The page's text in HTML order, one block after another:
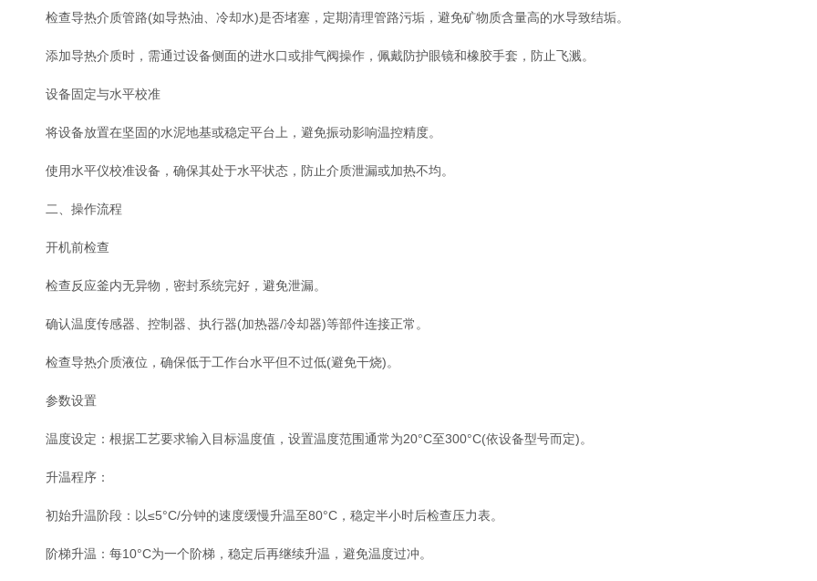
检查导热介质管路(如导热油、冷却水)是否堵塞，定期清理管路污垢，避免矿物质含量高的水导致结垢。
添加导热介质时，需通过设备侧面的进水口或排气阀操作，佩戴防护眼镜和橡胶手套，防止飞溅。
设备固定与水平校准
将设备放置在坚固的水泥地基或稳定平台上，避免振动影响温控精度。
使用水平仪校准设备，确保其处于水平状态，防止介质泄漏或加热不均。
二、操作流程
开机前检查
检查反应釜内无异物，密封系统完好，避免泄漏。
确认温度传感器、控制器、执行器(加热器/冷却器)等部件连接正常。
检查导热介质液位，确保低于工作台水平但不过低(避免干烧)。
参数设置
温度设定：根据工艺要求输入目标温度值，设置温度范围通常为20°C至300°C(依设备型号而定)。
升温程序：
初始升温阶段：以≤5°C/分钟的速度缓慢升温至80°C，稳定半小时后检查压力表。
阶梯升温：每10°C为一个阶梯，稳定后再继续升温，避免温度过冲。